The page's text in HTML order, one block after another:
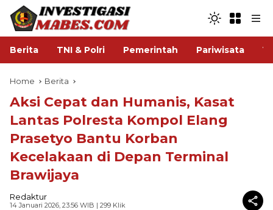
Berita TNI & Polri Pemerintah Pariwisata
Home Berita
Aksi Cepat dan Humanis, Kasat
Lantas Polresta Kompol Elang
Prasetyo Bantu Korban
Kecelakaan di Depan Terminal
Brawijaya
Redaktur
14 Januari 2026, 23:56 WIB | 299 Klik